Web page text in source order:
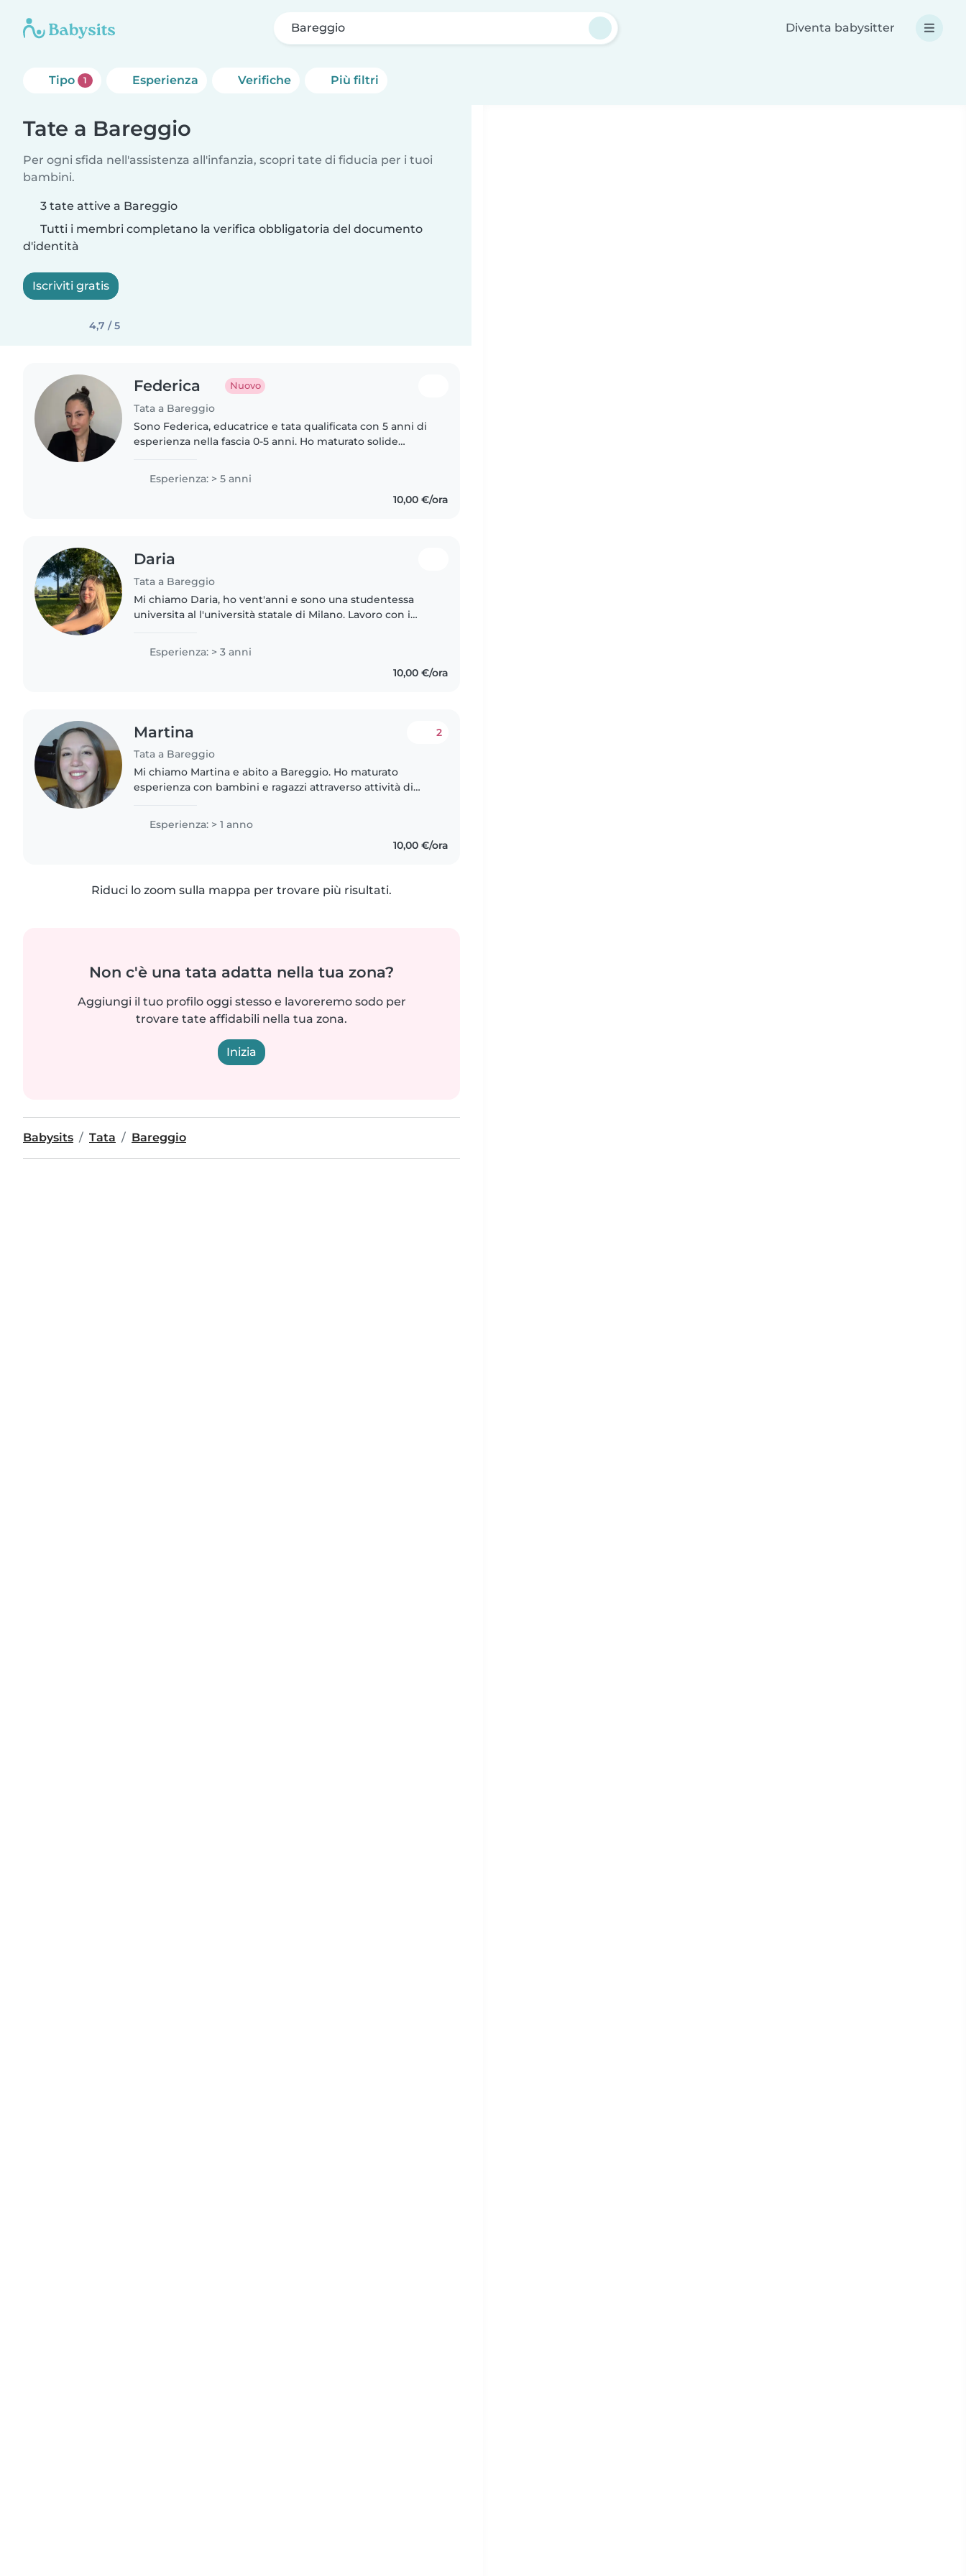
Bareggio Diventa babysitter
Tipo 1 Esperienza Verifiche Più filtri
Tate a Bareggio
Per ogni sfida nell'assistenza all'infanzia, scopri tate di fiducia per i tuoi
bambini.
3 tate attive a Bareggio
Tutti i membri completano la verifica obbligatoria del documento
d'identità
Iscriviti gratis
4,7 / 5
Federica Nuovo
Tata a Bareggio
Sono Federica, educatrice e tata qualificata con 5 anni di
esperienza nella fascia 0-5 anni. Ho maturato solide
dell'infanzia) sia..
Esperienza: > 5 anni
10,00 €/ora
Daria
Tata a Bareggio
Mi chiamo Daria, ho vent'anni e sono una studentessa
universita al l'università statale di Milano. Lavoro con i
Esperienza: > 3 anni
10,00 €/ora
Martina
Tata a Bareggio
2
Mi chiamo Martina e abito a Bareggio. Ho maturato
esperienza con bambini e ragazzi attraverso attività di
sviluppando buone capacità..
Esperienza: > 1 anno
10,00 €/ora
Riduci lo zoom sulla mappa per trovare più risultati.
Non c'è una tata adatta nella tua zona?
Aggiungi il tuo profilo oggi stesso e lavoreremo sodo per
trovare tate affidabili nella tua zona.
Inizia
Babysits Tata Bareggio